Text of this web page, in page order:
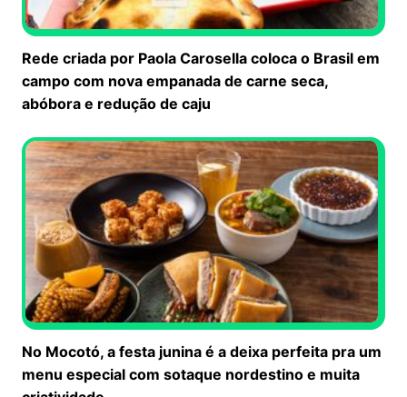
Rede criada por Paola Carosella coloca o Brasil em
campo com nova empanada de carne seca,
abóbora e redução de caju
No Mocotó, a festa junina é a deixa perfeita pra um
menu especial com sotaque nordestino e muita